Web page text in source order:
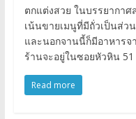
ตกแต่งสวย ในบรรยากา
เน้นขายเมนูที่มีถั่วเป็นส่ว
และนอกจานนี้ก็มีอาหารจ
ร้านจะอยู่ในซอยหัวหิน 51
Read more